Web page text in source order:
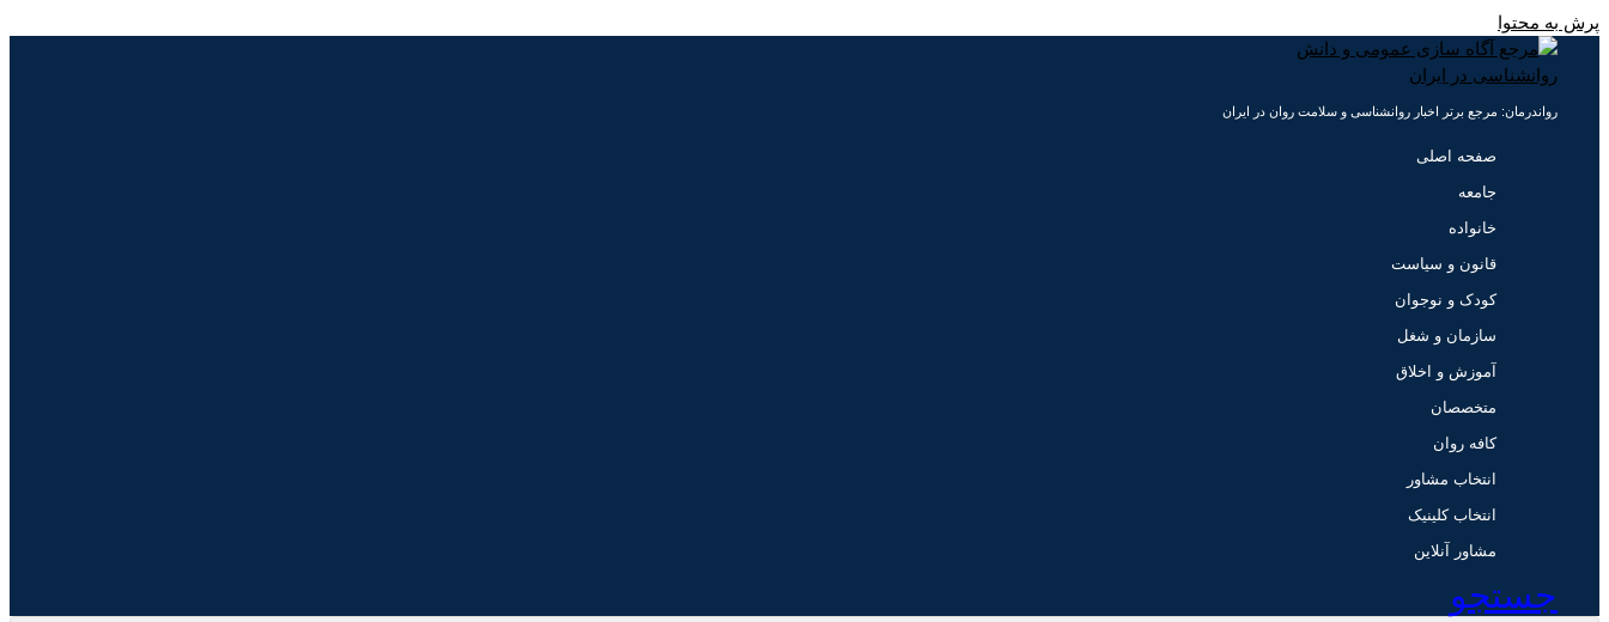
پرش به محتوا
رواندرمان: مرجع برتر اخبار روانشناسی و سلامت روان در ایران
صفحه اصلی
جامعه
خانواده
قانون و سیاست
کودک و نوجوان
سازمان و شغل
آموزش و اخلاق
متخصصان
کافه روان
انتخاب مشاور
انتخاب کلینیک
مشاور آنلاین
جستجو